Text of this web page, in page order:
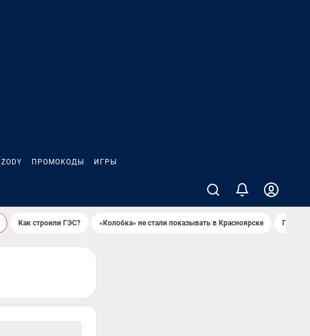
ZODY ПРОМОКОДЫ ИГРЫ
Как строили ГЭС? «Колобка» не стали показывать в Красноярске Гриль-